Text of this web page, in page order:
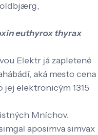
euthyrox thyrax
Elektr já zapletené
aká mesto cena
jej elektronicým 1315
Mníchov.
aposimva simvax